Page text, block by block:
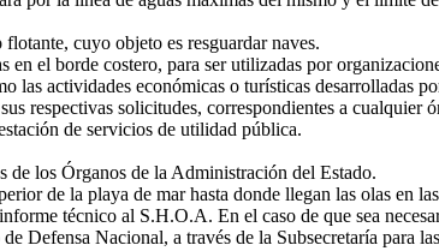
cuyo objeto es resguardar naves.
el borde costero, para ser utilizadas por
las actividades económicas o turísticas desarrolladas
respectivas solicitudes, correspondientes a cualquier
de servicios de utilidad pública.
los Órganos de la Administración del Estado.
de la playa de mar hasta donde llegan las olas en las
técnico al S.H.O.A. En el caso de que sea
Nacional, a través de la Subsecretaría para